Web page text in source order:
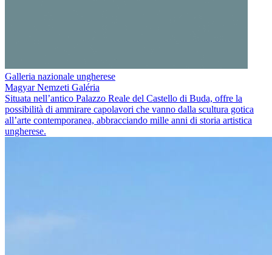
Galleria nazionale ungherese
Magyar Nemzeti Galéria
Situata nell’antico Palazzo Reale del Castello di Buda, offre la
possibilità di ammirare capolavori che vanno dalla scultura gotica
all’arte contemporanea, abbracciando mille anni di storia artistica
ungherese.